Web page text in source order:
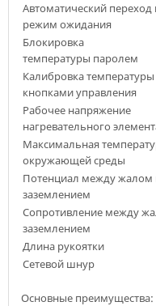
Автоматический переход
режим ожидания
Блокировка
температуры паролем
Калибровка температуры
кнопками управления
Рабочее напряжение
нагревательного
Максимальная
окружающей среды
Потенциал между жалом
заземлением
Сопротивление между
заземлением
Длина рукоятки
Сетевой шнур
Основные преимущества: